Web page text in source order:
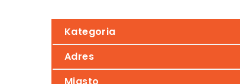
Kategoria
Adres
Miasto